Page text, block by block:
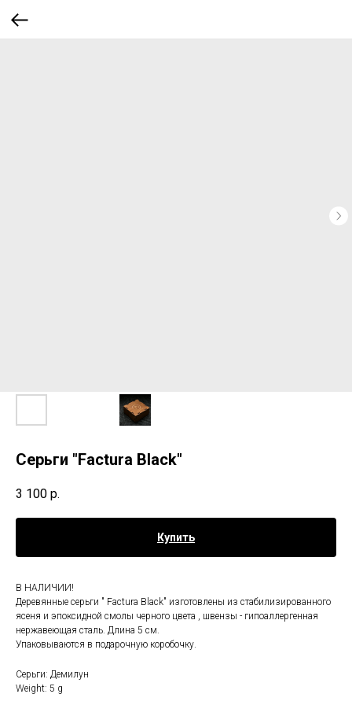
Серьги "Factura Black"
3 100 р.
Купить
В НАЛИЧИИ!
Деревянные серьги " Factura Black" изготовлены из стабилизированного
ясеня и эпоксидной смолы черного цвета , швензы - гипоаллергенная
нержавеющая сталь. Длина 5 см.
Упаковываются в подарочную коробочку.
Серьги: Демилун
Weight: 5 g